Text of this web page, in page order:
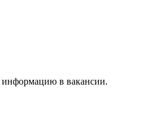
информацию в вакансии.